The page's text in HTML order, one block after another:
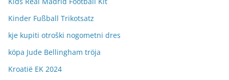
Kinder Fußball Trikotsatz
kje kupiti otroški nogometni dres
köpa Jude Bellingham tröja
Kroatië EK 2024